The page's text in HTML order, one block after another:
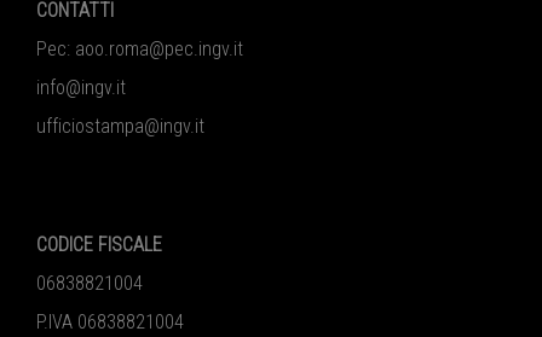
CONTATTI
Pec: aoo.roma@pec.ingv.it
info@ingv.it
ufficiostampa@ingv.it
CODICE FISCALE
06838821004
P.IVA 06838821004